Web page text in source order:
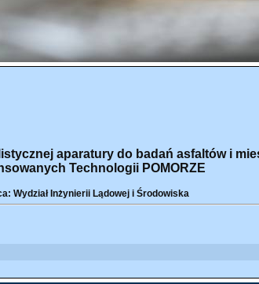
aparatury do badań asfaltów i
Technologii POMORZE
Wydział Inżynierii Lądowej i Środowiska